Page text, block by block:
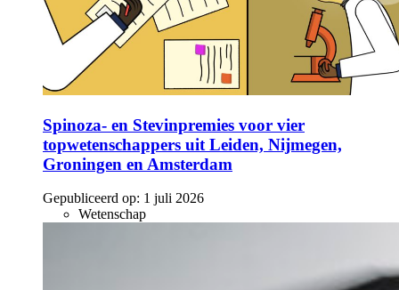
Spinoza- en Stevinpremies voor vier
topwetenschappers uit Leiden, Nijmegen,
Groningen en Amsterdam
Gepubliceerd op: 1 juli 2026
Wetenschap